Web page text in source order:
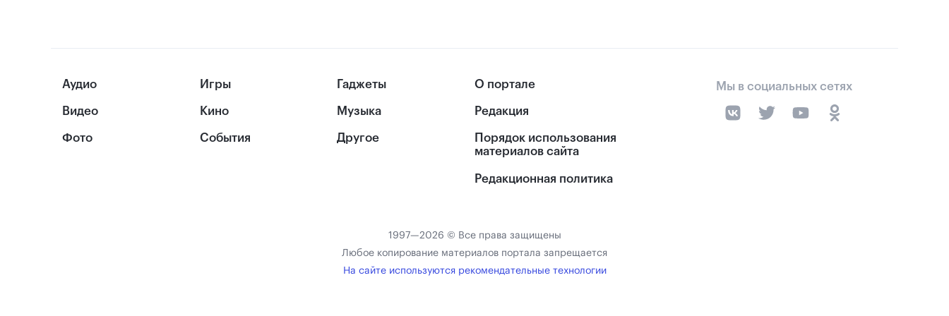
Аудио
Видео
Фото
Игры
Кино
События
Гаджеты
Музыка
Другое
О портале
Редакция
Порядок использования
материалов сайта
Редакционная политика
Мы в социальных сетях
1997—2026 © Все права защищены
Любое копирование материалов портала запрещается
На сайте используются рекомендательные технологии